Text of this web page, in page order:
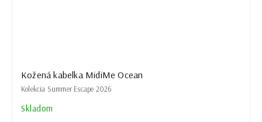
Kožená kabelka MidiMe Ocean
Kolekcia Summer Escape 2026
Skladom